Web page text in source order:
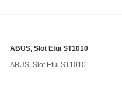
ABUS, Slot Etui ST1010
ABUS, Slot Etui ST1010